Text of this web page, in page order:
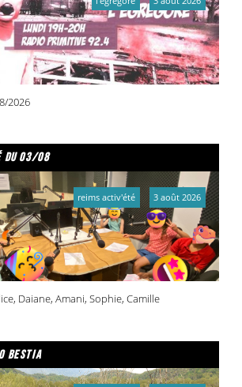
2026
03/08
Daiane, Amani, Sophie, Camille
reims activ'été 3 août 2026
bestia